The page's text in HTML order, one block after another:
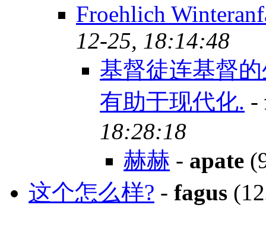
Froehlich
12-25, 18:14:48
基督徒连基督
有助于现代化. -
18:28:18
赫赫 - apate
这个怎么样? - fagus